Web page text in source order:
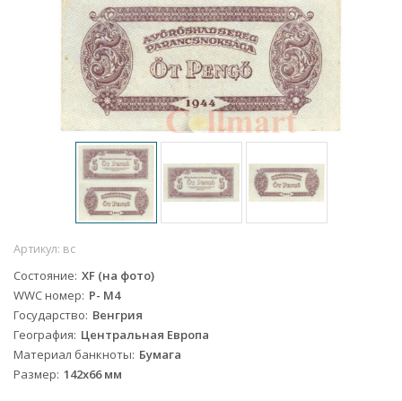
Артикул: вс
Состояние XF (на фото)
WWC номер Р- М4
Государство Венгрия
География Центральная Европа
Материал банкноты Бумага
Размер 142х66 мм